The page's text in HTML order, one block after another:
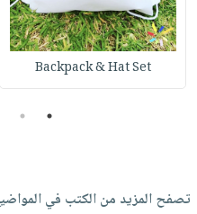
Backpack & Hat Set
1
2
تصفح المزيد من الكتب في